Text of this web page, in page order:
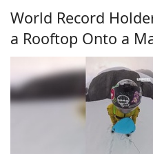
World Record
a Rooftop Onto a